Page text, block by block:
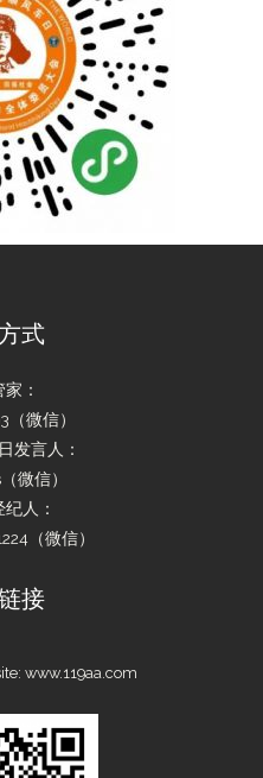
式
：
（微信）
发言人：
微信）
人：
（微信）
接
www.119aa.com